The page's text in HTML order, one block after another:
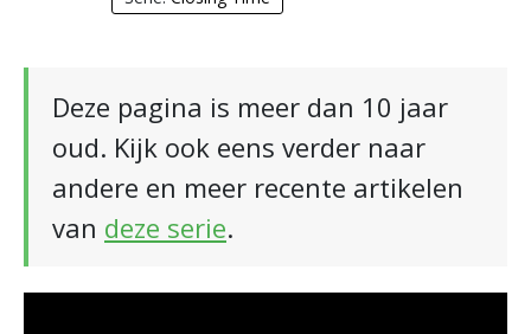
Deze pagina is meer dan 10 jaar
oud. Kijk ook eens verder naar
andere en meer recente artikelen
van deze serie.